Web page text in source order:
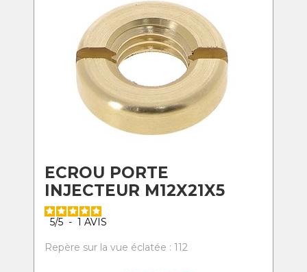
ECROU PORTE
INJECTEUR M12X21X5
5/5 - 1 AVIS
Repère sur la vue éclatée : 112